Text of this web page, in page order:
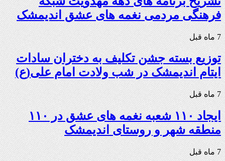
فرهنگی مردمی نغمه های عشق اندیمشک
7 ماه قبل
توزیع بسته جشن تکلیف به دختران سادات
ایتام اندیمشک در شب ولادت امام علی(ع)
7 ماه قبل
ایجاد ۱۱۰ شعبه نغمه های عشق در ۱۱۰
منطقه شهر و روستای اندیمشک
7 ماه قبل